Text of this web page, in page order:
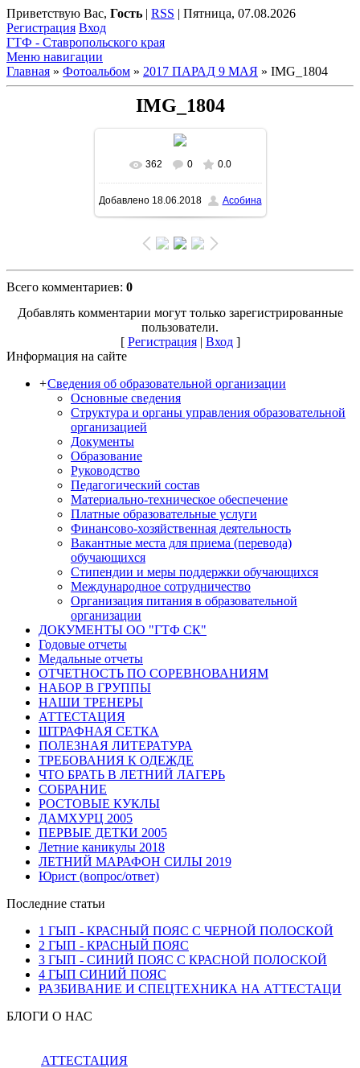
Приветствую Вас, Гость | RSS | Пятница, 07.08.2026
Регистрация Вход
ГТФ - Ставропольского края
Меню навигации
Главная » Фотоальбом » 2017 ПАРАД 9 МАЯ » IMG_1804
IMG_1804
362 0 0.0
Добавлено18.06.2018 Асобина
Всего комментариев: 0
Добавлять комментарии могут только зарегистрированные
пользователи.
[ Регистрация| Вход]
Информация на сайте
+Сведения об образовательной организации
Основные сведения
Структура и органы управления образовательной
организацией
Документы
Образование
Руководство
Педагогический состав
Материально-техническое обеспечение
Платные образовательные услуги
Финансово-хозяйственная деятельность
Вакантные места для приема (перевода)
обучающихся
Стипендии и меры поддержки обучающихся
Международное сотрудничество
Организация питания в образовательной
организации
ДОКУМЕНТЫ ОО "ГТФ СК"
Годовые отчеты
Медальные отчеты
ОТЧЕТНОСТЬ ПО СОРЕВНОВАНИЯМ
НАБОР В ГРУППЫ
НАШИ ТРЕНЕРЫ
АТТЕСТАЦИЯ
ШТРАФНАЯ СЕТКА
ПОЛЕЗНАЯ ЛИТЕРАТУРА
ТРЕБОВАНИЯ К ОДЕЖДЕ
ЧТО БРАТЬ В ЛЕТНИЙ ЛАГЕРЬ
СОБРАНИЕ
РОСТОВЫЕ КУКЛЫ
ДАМХУРЦ 2005
ПЕРВЫЕ ДЕТКИ 2005
Летние каникулы 2018
ЛЕТНИЙ МАРАФОН СИЛЫ 2019
Юрист (вопрос/ответ)
Последние статьи
1 ГЫП - КРАСНЫЙ ПОЯС С ЧЕРНОЙ ПОЛОСКОЙ
2 ГЫП - КРАСНЫЙ ПОЯС
3 ГЫП - СИНИЙ ПОЯС С КРАСНОЙ ПОЛОСКОЙ
4 ГЫП СИНИЙ ПОЯС
РАЗБИВАНИЕ И СПЕЦТЕХНИКА НА АТТЕСТАЦИ
БЛОГИ О НАС
АТТЕСТАЦИЯ